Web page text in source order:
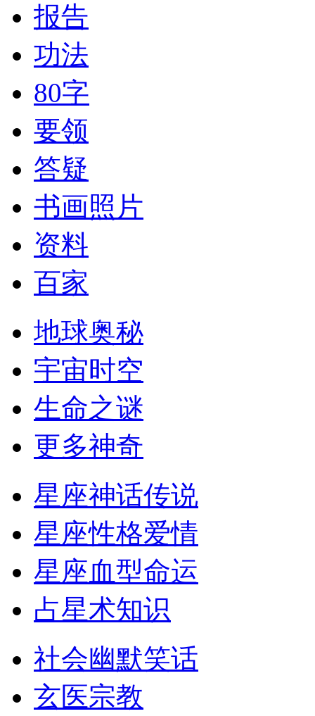
报告
功法
80字
要领
答疑
书画照片
资料
百家
地球奥秘
宇宙时空
生命之谜
更多神奇
星座神话传说
星座性格爱情
星座血型命运
占星术知识
社会幽默笑话
玄医宗教